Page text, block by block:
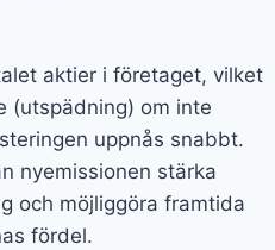
aktier i företaget, vilket
(utspädning) om inte
uppnås snabbt.
nyemissionen stärka
och möjliggöra framtida
fördel.